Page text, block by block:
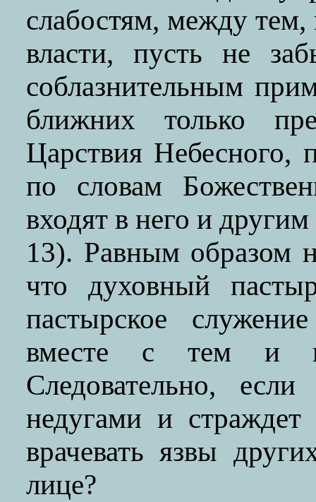
слабостям, между тем,
власти, пусть не
соблазнительным
ближних только
Царствия Небесного,
по словам
входят в него и
13). Равным образом
что духовный
пастырское
вместе с тем и
Следовательно,
недугами и
врачевать язвы
лице?